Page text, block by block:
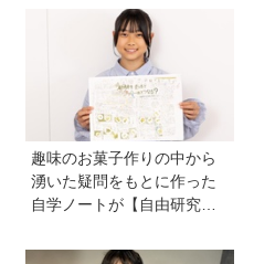
専門家・井上顕滋先生が解
趣味のお菓子作りの中から
湧いた疑問をもとに作った
自学ノートが【自由研究コ
受賞した工藤桜子さん。砂